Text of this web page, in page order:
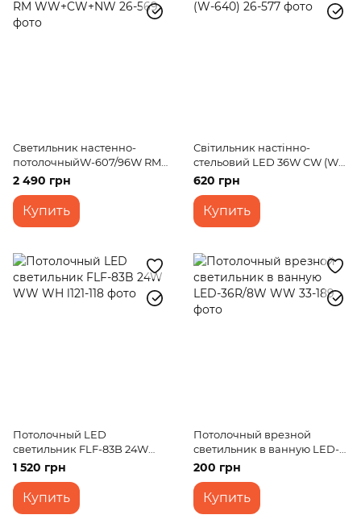
Светильник настенно-
потолочныйW-607/96W RM
WW+CW+NW
2 490 грн
Купить
Світильник настінно-
стельовий LED 36W CW (W-
640)
620 грн
Купить
Потолочный LED
светильник FLF-83B 24W
WW WH
1 520 грн
Купить
Потолочный врезной
светильник в ванную LED-
36R/8W WW
200 грн
Купить